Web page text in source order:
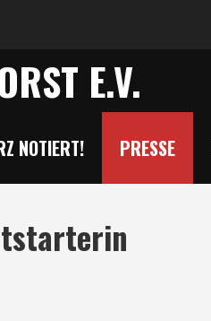
E.V.
NOTIERT! PRESSE